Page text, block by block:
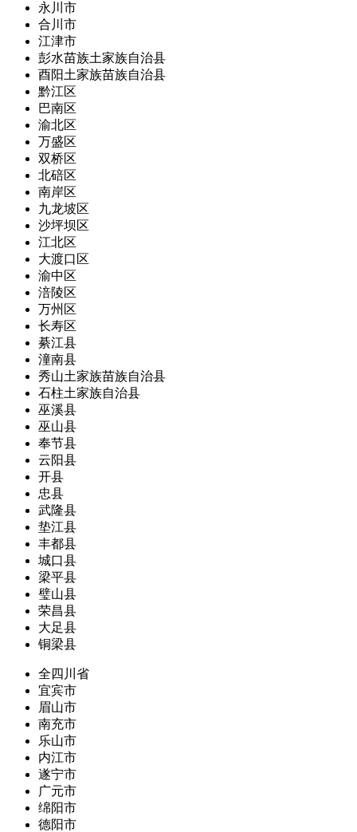
永川市
合川市
江津市
彭水苗族土家族自治县
酉阳土家族苗族自治县
黔江区
巴南区
渝北区
万盛区
双桥区
北碚区
南岸区
九龙坡区
沙坪坝区
江北区
大渡口区
渝中区
涪陵区
万州区
长寿区
綦江县
潼南县
秀山土家族苗族自治县
石柱土家族自治县
巫溪县
巫山县
奉节县
云阳县
开县
忠县
武隆县
垫江县
丰都县
城口县
梁平县
璧山县
荣昌县
大足县
铜梁县
全四川省
宜宾市
眉山市
南充市
乐山市
内江市
遂宁市
广元市
绵阳市
德阳市